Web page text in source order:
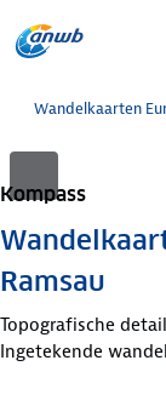
Wandelkaarten
Kompass
Ramsau
Topografische
Ingetekende